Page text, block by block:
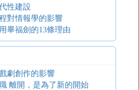
性建設
對情報學的影響
畢福劍的13條理由
劇創作的影響
離開，是為了新的開始